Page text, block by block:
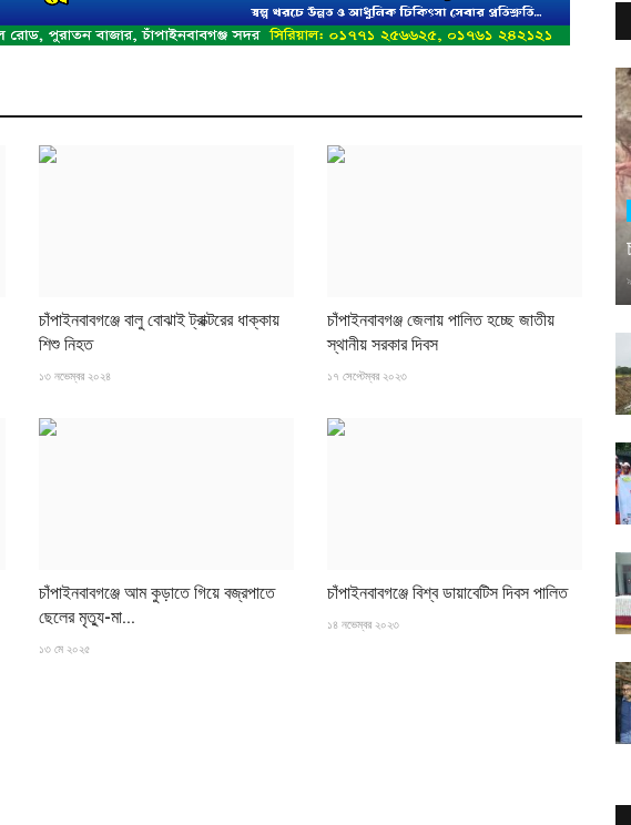
চাঁপাইনবাবগঞ্জে বালু বোঝাই ট্রাক্টরের ধাক্কায়
শিশু নিহত
১৩ নভেম্বর ২০২৪
চাঁপাইনবাবগঞ্জ জেলায় পালিত হচ্ছে জাতীয়
স্থানীয় সরকার দিবস
১৭ সেপ্টেম্বর ২০২৩
চাঁপাইনবাবগঞ্জে আম কুড়াতে গিয়ে বজ্রপাতে
ছেলের মৃত্যু-মা...
১৩ মে ২০২৫
চাঁপাইনবাবগঞ্জে বিশ্ব ডায়াবেটিস দিবস পালিত
১৪ নভেম্বর ২০২৩